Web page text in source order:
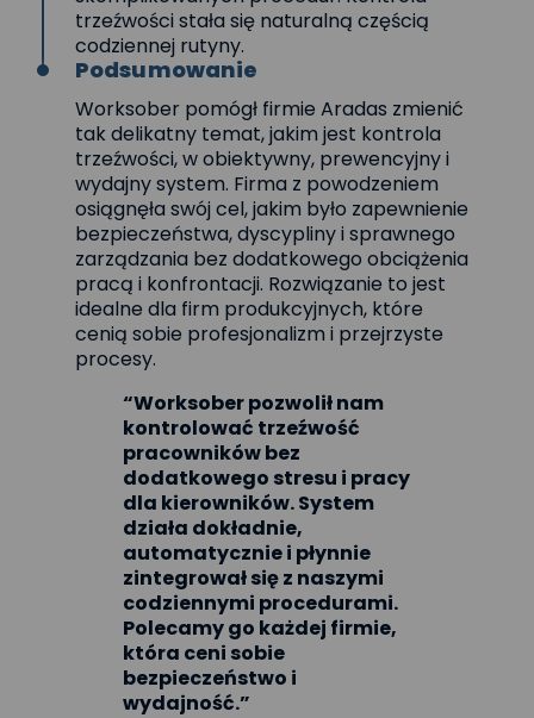
trzeźwości stała się naturalną częścią
codziennej rutyny.
Podsumowanie
Worksober pomógł firmie Aradas zmienić
tak delikatny temat, jakim jest kontrola
trzeźwości, w obiektywny, prewencyjny i
wydajny system. Firma z powodzeniem
osiągnęła swój cel, jakim było zapewnienie
bezpieczeństwa, dyscypliny i sprawnego
zarządzania bez dodatkowego obciążenia
pracą i konfrontacji. Rozwiązanie to jest
idealne dla firm produkcyjnych, które
cenią sobie profesjonalizm i przejrzyste
procesy.
“Worksober pozwolił nam
kontrolować trzeźwość
pracowników bez
dodatkowego stresu i pracy
dla kierowników. System
działa dokładnie,
automatycznie i płynnie
zintegrował się z naszymi
codziennymi procedurami.
Polecamy go każdej firmie,
która ceni sobie
bezpieczeństwo i
wydajność.”